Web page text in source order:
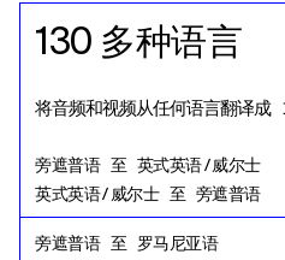
130 多种语言
将音频和视频从任何语言翻译成
旁遮普语至 英式英语/威尔士
英式英语/威尔士至 旁遮普语
旁遮普语至 罗马尼亚语